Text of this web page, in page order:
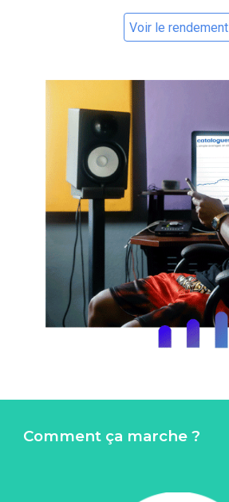
Voir le rendement
Comment ça marche ?